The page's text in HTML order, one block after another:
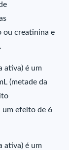
ou creatinina e
ativa) é um
(metade da
um efeito de 6
ativa) é um